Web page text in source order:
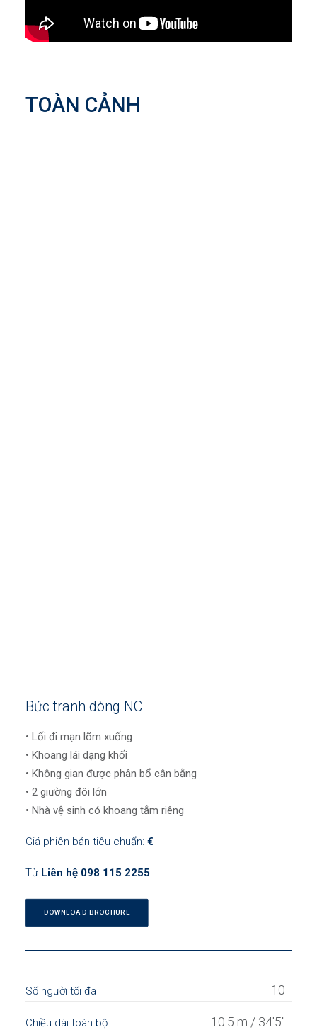
TOÀN CẢNH
Bức tranh dòng NC
• Lối đi mạn lõm xuống
• Khoang lái dạng khối
• Không gian được phân bổ cân bằng
• 2 giường đôi lớn
• Nhà vệ sinh có khoang tắm riêng
Giá phiên bản tiêu chuẩn: €
Từ Liên hệ 098 115 2255
DOWNLOAD BROCHURE
Số người tối đa 10
Chiều dài toàn bộ 10.5 m / 34'5"